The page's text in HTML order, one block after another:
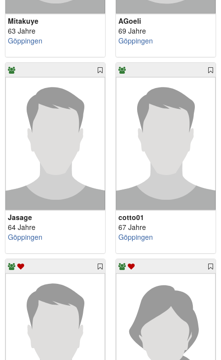
Mitakuye
63 Jahre
Göppingen
AGoeli
69 Jahre
Göppingen
Jasage
64 Jahre
Göppingen
cotto01
67 Jahre
Göppingen